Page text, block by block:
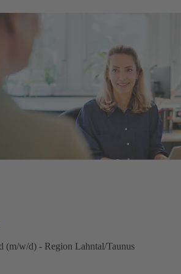
(m/w/d) - Region Lahntal/Taunus